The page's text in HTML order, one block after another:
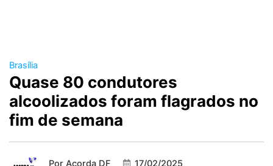
Brasília
Quase 80 condutores
alcoolizados foram flagrados no
fim de semana
Por Acorda DF 17/02/2025